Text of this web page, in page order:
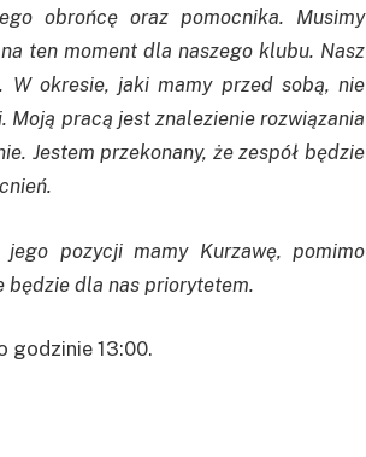
obrońcę oraz pomocnika. Musimy
ten moment dla naszego klubu. Nasz
W okresie, jaki mamy przed sobą, nie
pracą jest znalezienie rozwiązania
Jestem przekonany, że zespół będzie
pozycji mamy Kurzawę, pomimo
będzie dla nas priorytetem.
godzinie 13:00.